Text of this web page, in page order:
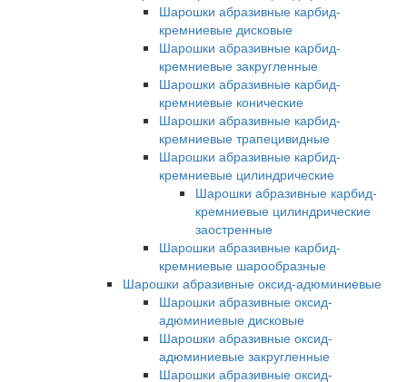
Шарошки абразивные карбид-
кремниевые дисковые
Шарошки абразивные карбид-
кремниевые закругленные
Шарошки абразивные карбид-
кремниевые конические
Шарошки абразивные карбид-
кремниевые трапецивидные
Шарошки абразивные карбид-
кремниевые цилиндрические
Шарошки абразивные карбид-
кремниевые цилиндрические
заостренные
Шарошки абразивные карбид-
кремниевые шарообразные
Шарошки абразивные оксид-адюминиевые
Шарошки абразивные оксид-
адюминиевые дисковые
Шарошки абразивные оксид-
адюминиевые закругленные
Шарошки абразивные оксид-